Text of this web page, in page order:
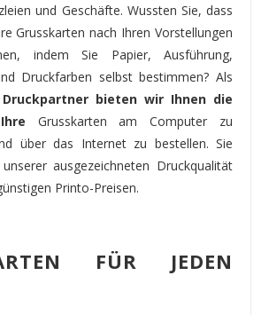
und Geschäfte. Wussten Sie, dass
Grusskarten nach Ihren Vorstellungen
indem Sie Papier, Ausführung,
Druckfarben selbst bestimmen? Als
bieten wir Ihnen die
Grusskarten am Computer zu
über das Internet zu bestellen. Sie
ausgezeichneten Druckqualität
Printo-Preisen.
FÜR JEDEN